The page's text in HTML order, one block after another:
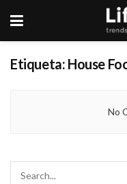
Etiqueta: House
No